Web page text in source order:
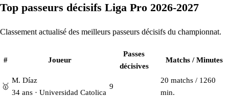
Top passeurs décisifs Liga Pro 2026-2027
Classement actualisé des meilleurs passeurs décisifs du championnat.
# Joueur
Passes
décisives
Matchs / Minutes
🥇
M. Díaz
34 ans · Universidad Catolica
9
20 matchs / 1260
min.